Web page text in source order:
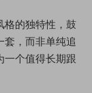
格的独特性，鼓
套，而非单纯追
一个值得长期跟